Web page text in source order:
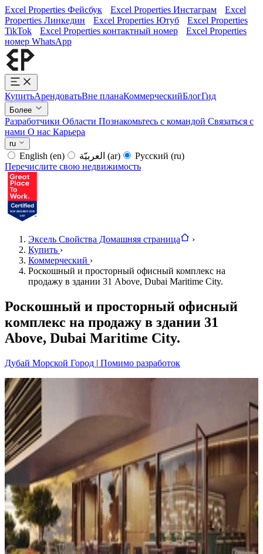
Excel Properties Фейсбук Excel Properties Инстаграм
Excel
Properties Линкедин
Excel Properties Ютуб
Excel Properties
TikTok
Excel Properties контактный номер
Excel Properties
номер WhatsApp
КупитьАрендоватьВне планаКоммерческийБлогГид
Более
Разработчики Области Познакомьтесь с командой Связаться с
нами О нас Карьера
ru
English (en) (ar) Русский (ru)
Перечислите свою недвижимость
Эксель Свойства Домашняя страница
›
Купить ›
Коммерческий ›
Роскошный и просторный офисный комплекс на
продажу в здании 31 Above, Dubai Maritime City.
Роскошный и просторный офисный
комплекс на продажу в здании 31
Above, Dubai Maritime City.
Дубай Морской Город | Помимо разработок